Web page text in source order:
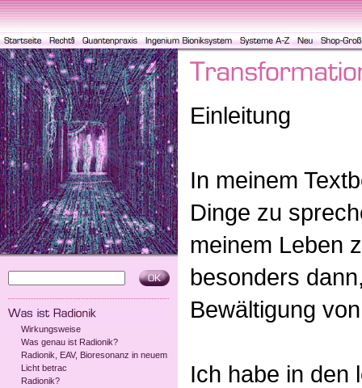
Wirkungsweise
Was genau ist Radionik?
Radionik, EAV, Bioresonanz in neuem
Licht betrac
Radionik?
Einleitung
In meinem
Dinge zu
meinem Leben
besonders
Bewältigung
Ich habe in den